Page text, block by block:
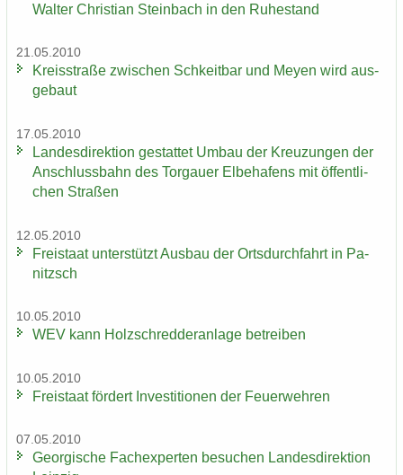
Wal­ter Chris­ti­an Stein­bach in den Ru­he­stand
21.05.2010
Kreis­stra­ße zwi­schen Schkeit­bar und Meyen wird aus­
ge­baut
17.05.2010
Lan­des­di­rek­ti­on ge­stat­tet Umbau der Kreu­zun­gen der
An­schluss­bahn des Tor­gau­er El­be­ha­fens mit öf­fent­li­
chen Stra­ßen
12.05.2010
Frei­staat un­ter­stützt Aus­bau der Orts­durch­fahrt in Pa­
nitzsch
10.05.2010
WEV kann Holz­schred­de­r­an­la­ge be­trei­ben
10.05.2010
Frei­staat för­dert In­ves­ti­tio­nen der Feu­er­weh­ren
07.05.2010
Ge­or­gi­sche Fach­ex­per­ten be­su­chen Lan­des­di­rek­ti­on